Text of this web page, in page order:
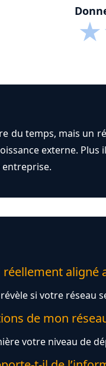
★
temps, mais un
externe.
aligné
si votre réseau
de mon
votre niveau de